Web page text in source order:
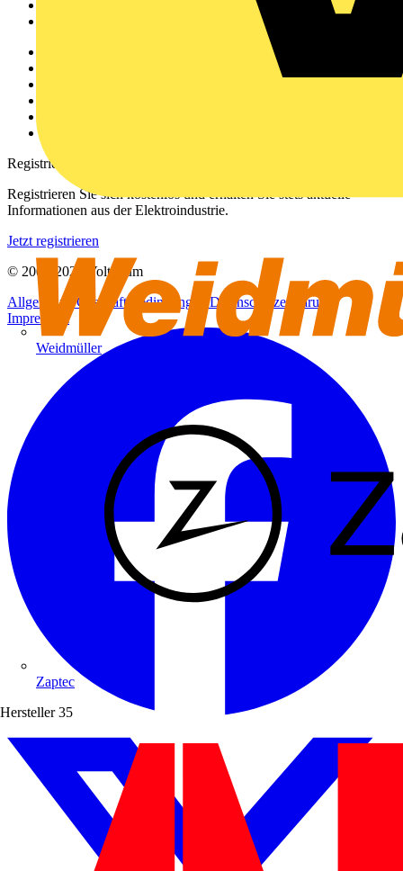
Weidmüller
Zaptec
Hersteller 35
Registrierung
Registrieren Sie sich kostenlos und erhalten Sie stets aktuelle
Informationen aus der Elektroindustrie.
Jetzt registrieren
© 2002-
2026
Voltimum
Allgemeine GeschäftsbedingungenDatenschutzerklärung
Impressum